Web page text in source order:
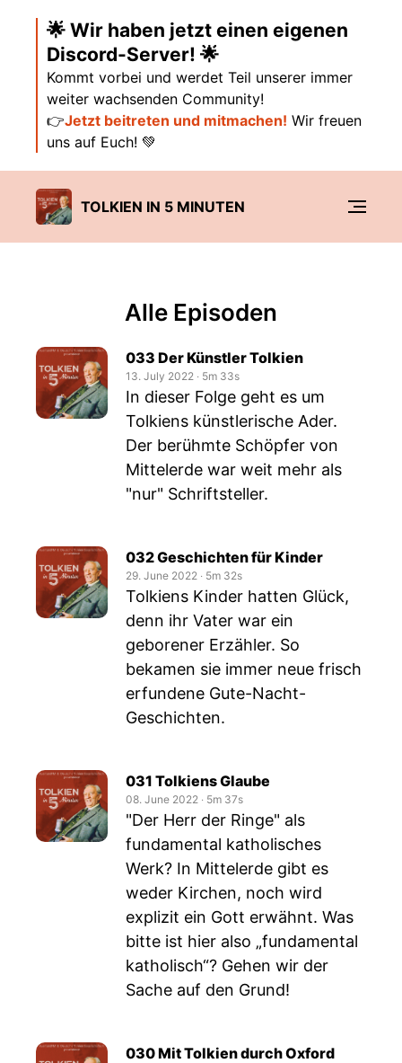
🌟 Wir haben jetzt einen eigenen
Discord-Server! 🌟
Kommt vorbei und werdet Teil unserer immer
weiter wachsenden Community!
👉Jetzt beitreten und mitmachen! Wir freuen
uns auf Euch! 💚
TOLKIEN IN 5 MINUTEN
Alle Episoden
033 Der Künstler Tolkien
13. July 2022 ‧ 5m 33s
In dieser Folge geht es um
Tolkiens künstlerische Ader.
Der berühmte Schöpfer von
Mittelerde war weit mehr als
"nur" Schriftsteller.
032 Geschichten für Kinder
29. June 2022 ‧ 5m 32s
Tolkiens Kinder hatten Glück,
denn ihr Vater war ein
geborener Erzähler. So
bekamen sie immer neue frisch
erfundene Gute-Nacht-
Geschichten.
031 Tolkiens Glaube
08. June 2022 ‧ 5m 37s
"Der Herr der Ringe" als
fundamental katholisches
Werk? In Mittelerde gibt es
weder Kirchen, noch wird
explizit ein Gott erwähnt. Was
bitte ist hier also „fundamental
katholisch“? Gehen wir der
Sache auf den Grund!
030 Mit Tolkien durch Oxford